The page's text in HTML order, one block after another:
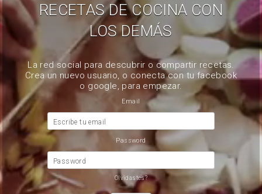
RECETAS DE COCINA CON
LOS DEMÁS
La red social para descubrir o compartir recetas.
Crea un nuevo usuario, o conecta con tu facebook
o google, para empezar.
Email
Escribe tu email
Password
Password
Olvidastes?